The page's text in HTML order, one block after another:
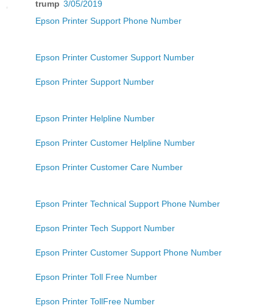
trump 3/05/2019
Epson Printer Support Phone Number
Epson Printer Customer Support Number
Epson Printer Support Number
Epson Printer Helpline Number
Epson Printer Customer Helpline Number
Epson Printer Customer Care Number
Epson Printer Technical Support Phone Number
Epson Printer Tech Support Number
Epson Printer Customer Support Phone Number
Epson Printer Toll Free Number
Epson Printer TollFree Number